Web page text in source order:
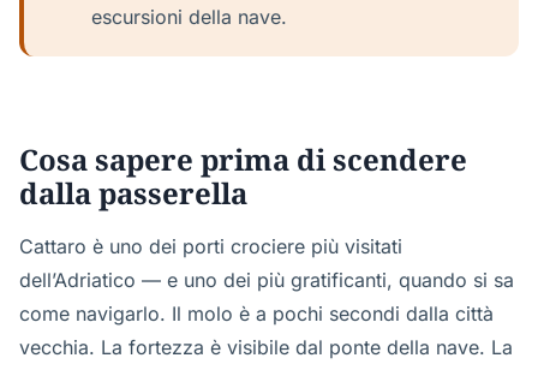
escursioni della nave.
Cosa sapere prima di scendere
dalla passerella
Cattaro è uno dei porti crociere più visitati
dell’Adriatico — e uno dei più gratificanti, quando si sa
come navigarlo. Il molo è a pochi secondi dalla città
vecchia. La fortezza è visibile dal ponte della nave. La